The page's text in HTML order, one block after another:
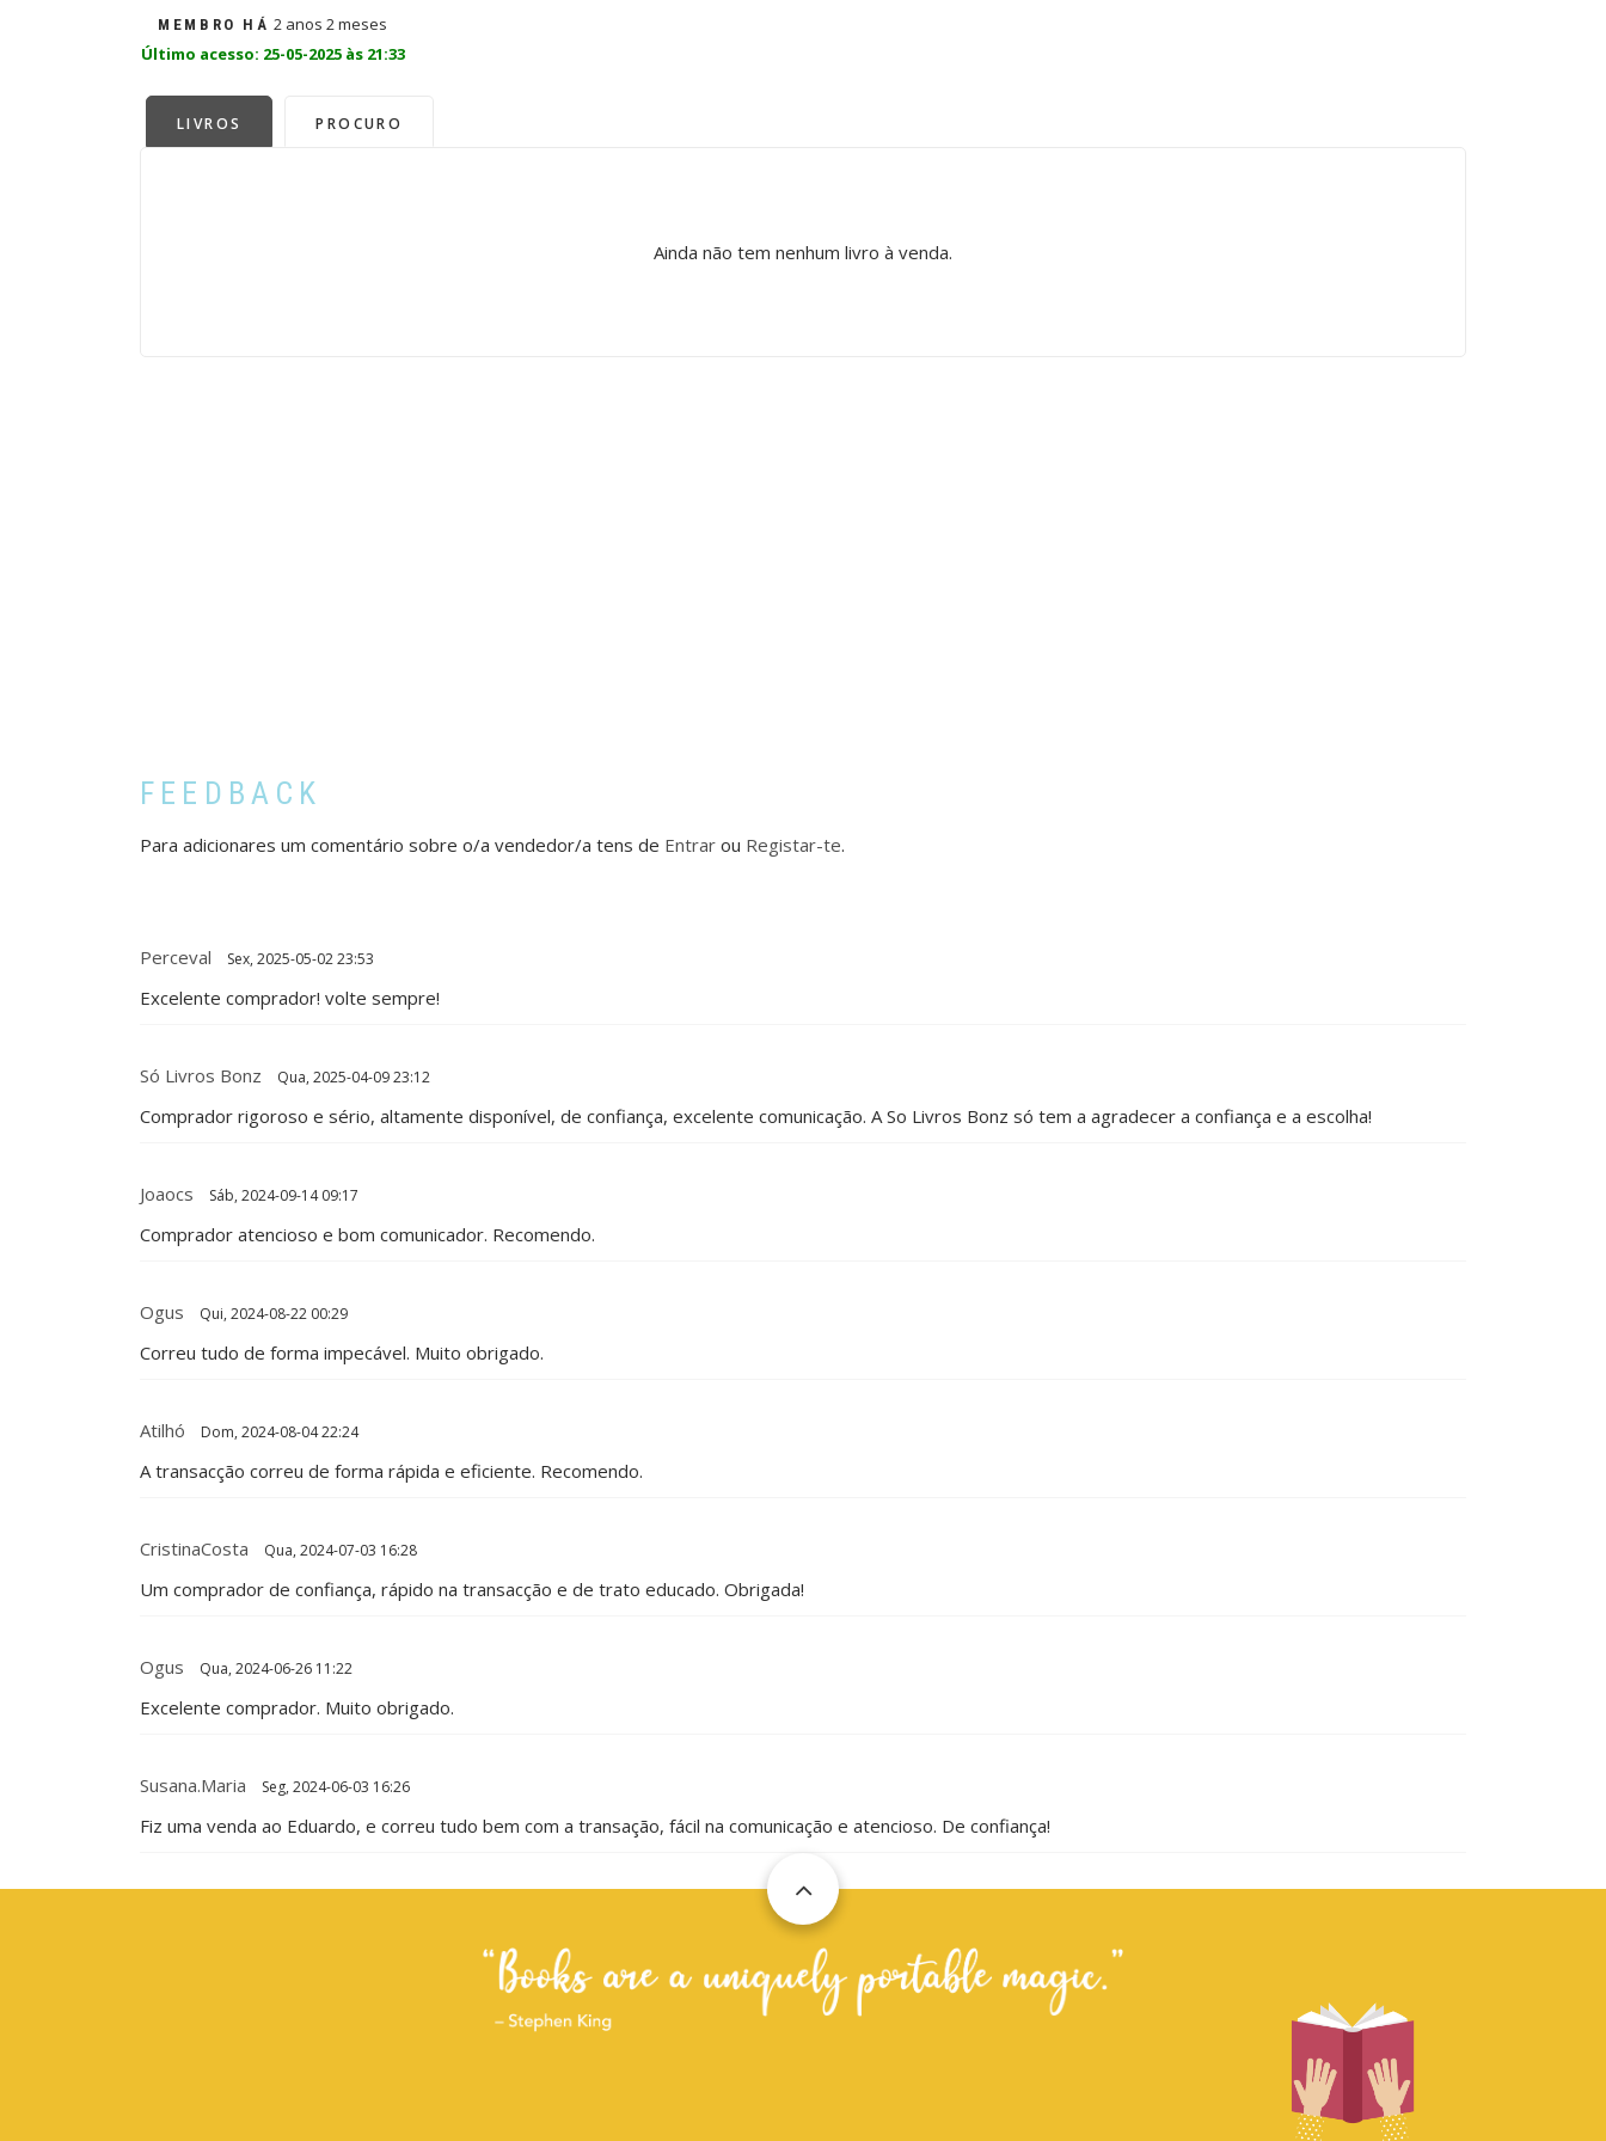
MEMBRO HÁ 2 anos 2 meses
Último acesso: 25-05-2025 às 21:33
LIVROS PROCURO
Ainda não tem nenhum livro à venda.
FEEDBACK
Para adicionares um comentário sobre o/a vendedor/a tens de Entrar ou Registar-te.
Perceval Sex, 2025-05-02 23:53
Excelente comprador! volte sempre!
Só Livros Bonz Qua, 2025-04-09 23:12
Comprador rigoroso e sério, altamente disponível, de confiança, excelente comunicação. A So Livros Bonz só tem a agradecer a confiança e a escolha!
Joaocs Sáb, 2024-09-14 09:17
Comprador atencioso e bom comunicador. Recomendo.
Ogus Qui, 2024-08-22 00:29
Correu tudo de forma impecável. Muito obrigado.
Atilhó Dom, 2024-08-04 22:24
A transacção correu de forma rápida e eficiente. Recomendo.
CristinaCosta Qua, 2024-07-03 16:28
Um comprador de confiança, rápido na transacção e de trato educado. Obrigada!
Ogus Qua, 2024-06-26 11:22
Excelente comprador. Muito obrigado.
Susana.maria Seg, 2024-06-03 16:26
Fiz uma venda ao Eduardo, e correu tudo bem com a transação, fácil na comunicação e atencioso. De confiança!